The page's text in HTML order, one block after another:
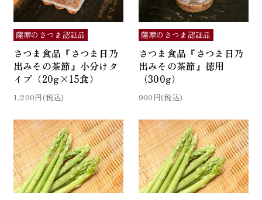
薩摩のさつま認証品
さつま食品『さつま日乃
出みその茶節』小分けタ
イプ（20g×15食）
1,200円(税込)
薩摩のさつま認証品
さつま食品『さつま日乃
出みその茶節』徳用
（300g）
900円(税込)